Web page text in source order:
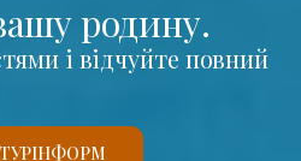
родину.
і відчуйте повний